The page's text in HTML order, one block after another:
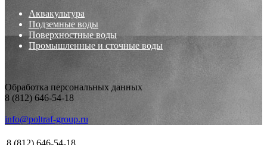
Аквакультура
Подземные воды
Поверхностные воды
Промышленные и сточные воды
Обработка персональных данных
8 (812) 646-54-18
info@poltraf-group.ru